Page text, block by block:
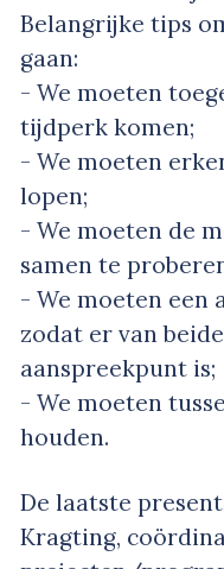
Belangrijke tips
gaan:
- We moeten
tijdperk komen;
- We moeten
lopen;
- We moeten de
samen te
- We moeten een
zodat er van
aanspreekpunt is;
- We moeten
houden.
De laatste
Kragting,